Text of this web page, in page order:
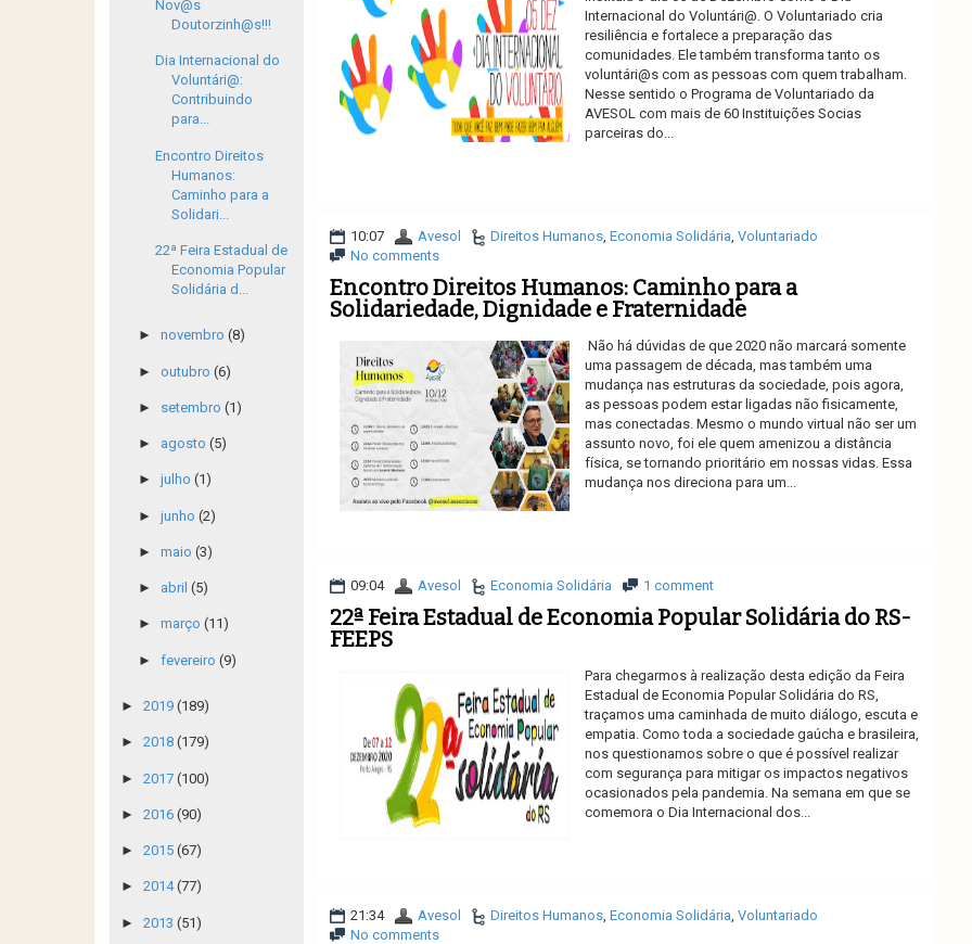
Internacional do Voluntári@. O Voluntariado cria
resiliência e fortalece a preparação das
comunidades. Ele também transforma tanto os
voluntári@s com as pessoas com quem trabalham.
Nesse sentido o Programa de Voluntariado da
AVESOL com mais de 60 Instituições Socias
parceiras do...
10:07 Avesol Direitos Humanos, Economia Solidária, Voluntariado
No comments
Encontro Direitos Humanos: Caminho para a
Solidariedade, Dignidade e Fraternidade
Não há dúvidas de que 2020 não marcará somente
uma passagem de década, mas também uma
mudança nas estruturas da sociedade, pois agora,
as pessoas podem estar ligadas não fisicamente,
mas conectadas. Mesmo o mundo virtual não ser um
assunto novo, foi ele quem amenizou a distância
física, se tornando prioritário em nossas vidas. Essa
mudança nos direciona para um...
09:04 Avesol Economia Solidária 1 comment
22ª Feira Estadual de Economia Popular Solidária do RS-
FEEPS
Para chegarmos à realização desta edição da Feira
Estadual de Economia Popular Solidária do RS,
traçamos uma caminhada de muito diálogo, escuta e
empatia. Como toda a sociedade gaúcha e brasileira,
nos questionamos sobre o que é possível realizar
com segurança para mitigar os impactos negativos
ocasionados pela pandemia. Na semana em que se
comemora o Dia Internacional dos...
21:34 Avesol Direitos Humanos, Economia Solidária, Voluntariado
No comments
Nov@s
Doutorzinh@s!!!
Dia Internacional do
Voluntári@:
Contribuindo
para...
Encontro Direitos
Humanos:
Caminho para a
Solidari...
22ª Feira Estadual de
Economia Popular
Solidária d...
► novembro (8)
► outubro (6)
► setembro (1)
► agosto (5)
► julho (1)
► junho (2)
► maio (3)
► abril (5)
► março (11)
► fevereiro (9)
► 2019 (189)
► 2018 (179)
► 2017 (100)
► 2016 (90)
► 2015 (67)
► 2014(77)
► 2013 (51)